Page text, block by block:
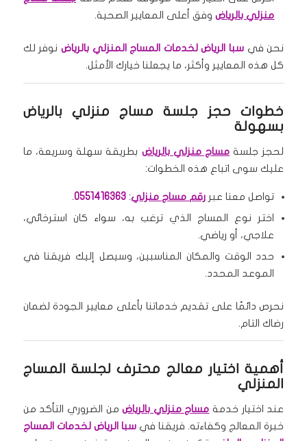
منزلي بالرياضوفق أعلى المعايير الصحية.
نحن في سبا الرياض لخدمات المساج المنزلي بالرياض نوفر لك
كل هذه المعايير وأكثر، ما يجعلنا خيارك الأمثل.
خطوات حجز جلسة مساج منزلي بالرياض
بسهولة
لحجز جلسةمساج منزلي بالرياض بطريقة سهلة وسريعة، ما
عليك سوى اتباع هذه الخطوات:
تواصل معنا عبر رقم مساج منزلي:
0551416363
.
اختر نوع المساج الذي ترغب به، سواء كان استرخائي،
علاجي، أو رياضي.
حدد الوقت والمكان المناسبين، وسيصل إليك فريقنا في
الموعد المحدد.
نحرص دائمًا على تقديم خدماتنا بأعلى معايير الجودة لضمان
رضاك التام.
أهمية اختيار معالج محترف لجلسة المساج
المنزلي
عند اختيار خدمة مساج منزلي بالرياضمن الضروري التأكد من
خبرة المعالج وكفاءته. فريقنا فيسبا الرياض لخدمات المساج